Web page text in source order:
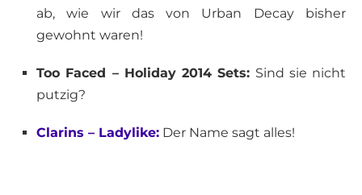
ab, wie wir das von Urban Decay bisher
gewohnt waren!
Too Faced – Holiday 2014 Sets: Sind sie nicht
putzig?
Clarins – Ladylike: Der Name sagt alles!